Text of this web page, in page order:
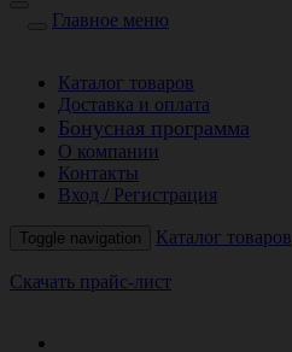
Главное меню
Каталог товаров
Доставка и оплата
Бонусная программа
О компании
Контакты
Вход / Регистрация
Toggle navigation Каталог товаров
Скачать прайс-лист